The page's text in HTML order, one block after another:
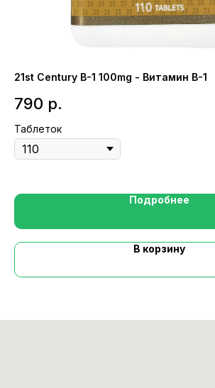
21st Сentury B-1 100mg - Витамин B-1
790 р.
Таблеток
Подробнее
В корзину